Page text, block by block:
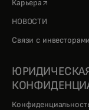
Карьера opens in a
НОВОСТИ
Связи с инвесторами